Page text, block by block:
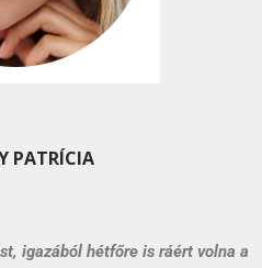
PATRÍCIA
igazából hétfőre is ráért volna a